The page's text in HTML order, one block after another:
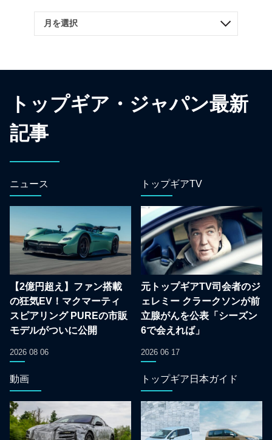
トップギア・ジャパン最新
記事
ニュース
【2億円超え】ファン搭載
の狂気EV！マクマーティ
スピアリング PUREの市販
モデルがついに公開
2026 08 06
トップギアTV
元トップギアTV司会者のジ
ェレミー クラークソンが前
立腺がんを公表「シーズン
6で会えれば」
2026 06 17
動画 トップギア日本ガイド